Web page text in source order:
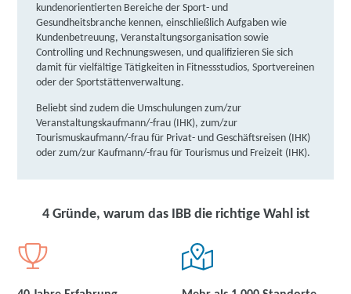
kundenorientierten Bereiche der Sport- und
Gesundheitsbranche kennen, einschließlich Aufgaben wie
Kundenbetreuung, Veranstaltungsorganisation sowie
Controlling und Rechnungswesen, und qualifizieren Sie sich
damit für vielfältige Tätigkeiten in Fitnessstudios, Sportvereinen
oder der Sportstättenverwaltung.
Beliebt sind zudem die Umschulungen zum/zur
Veranstaltungskaufmann/-frau (IHK), zum/zur
Tourismuskaufmann/-frau für Privat- und Geschäftsreisen (IHK)
oder zum/zur Kaufmann/-frau für Tourismus und Freizeit (IHK).
4 Gründe, warum das IBB die richtige Wahl ist